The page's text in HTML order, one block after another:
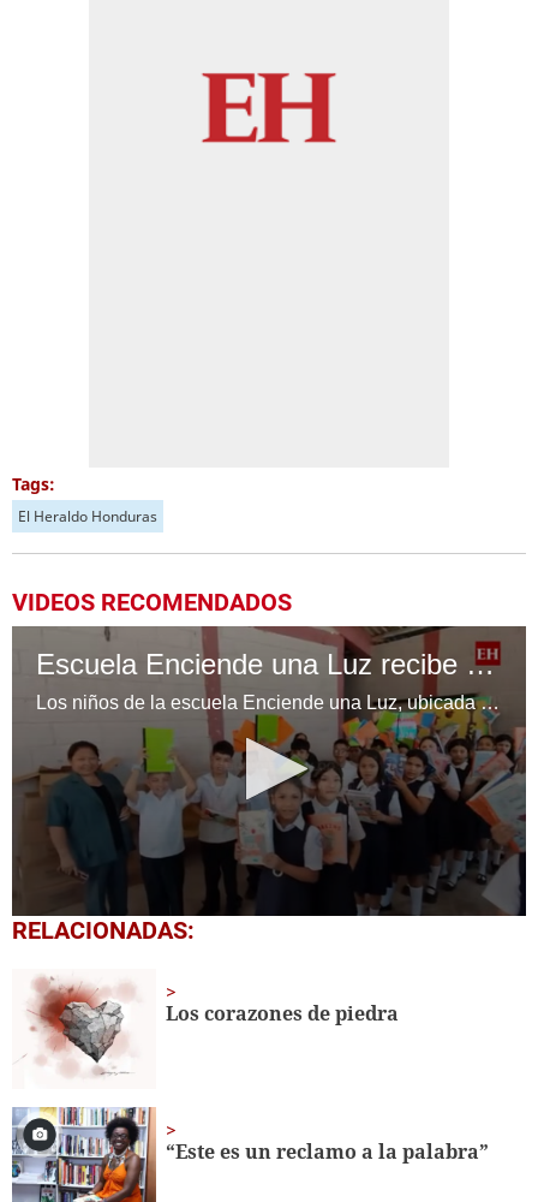
Tags:
El Heraldo Honduras
VIDEOS RECOMENDADOS
Escuela Enciende una Luz recibe cuadernos Quick, gracias a la Maratón del Saber
Los niños de la escuela Enciende una Luz, ubicada en la colonia Altos de Santa Rosa, al sur de Tegucigalpa, recibieron cuadernos Quick como parte de la Campaña Maratón del Saber.
0
seconds
minute,
56
seconds
RELACIONADAS:
Los corazones de piedra
“Este es un reclamo a la palabra”